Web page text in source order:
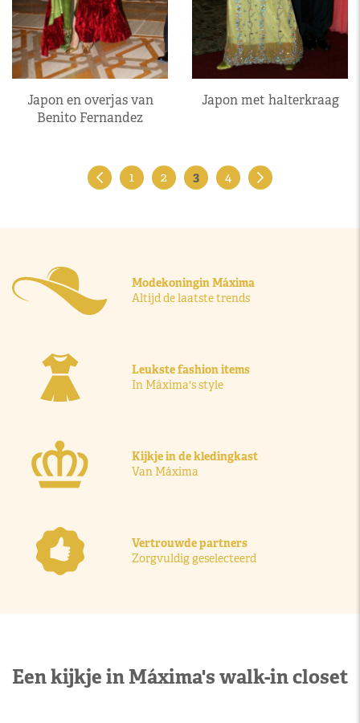
Japon en overjas van
Benito Fernandez
Japon met halterkraag
1 2 3 4
Modekoningin Máxima
Altijd de laatste trends
Leukste fashion items
In Máxima's style
Kijkje in de kledingkast
Van Máxima
Vertrouwde partners
Zorgvuldig geselecteerd
Een kijkje in Máxima's walk-in closet